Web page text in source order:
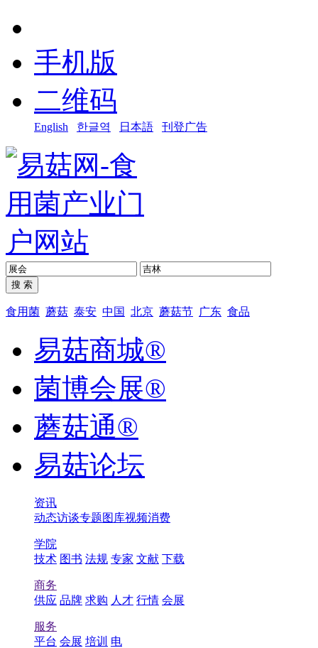
手机版
二维码
English 한글역 日本語 刊登广告
食用菌 蘑菇 泰安 中国 北京 蘑菇节 广东 食品
易菇商城®
菌博会展®
蘑菇通®
易菇论坛
资讯
动态访谈专题图库视频消费
学院
技术 图书 法规 专家 文献 下载
商务
供应 品牌 求购 人才 行情 会展
服务
平台 会展 培训 电